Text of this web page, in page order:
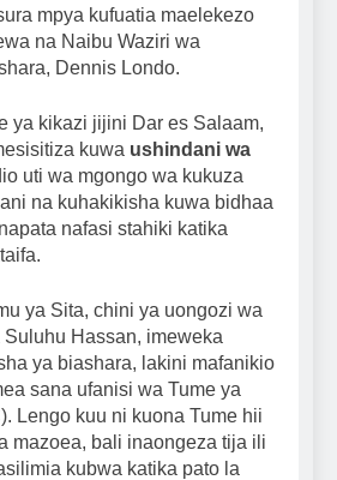
mpya kufuatia maelekezo
na Naibu Waziri wa
Dennis Londo.
ya kikazi jijini Dar es Salaam,
kuwa ushindani wa
uti wa mgongo wa kukuza
na kuhakikisha kuwa bidhaa
nafasi stahiki katika
ya Sita, chini ya uongozi wa
Suluhu Hassan, imeweka
ya biashara, lakini mafanikio
sana ufanisi wa Tume ya
Lengo kuu ni kuona Tume hii
mazoea, bali inaongeza tija ili
kubwa katika pato la